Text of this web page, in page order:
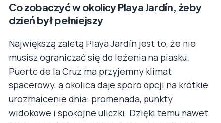
Co zobaczyć w okolicy Playa Jardín, żeby
dzień był pełniejszy
Największą zaletą Playa Jardín jest to, że nie
musisz ograniczać się do leżenia na piasku.
Puerto de la Cruz ma przyjemny klimat
spacerowy, a okolica daje sporo opcji na krótkie
urozmaicenie dnia: promenada, punkty
widokowe i spokojne uliczki. Dzięki temu nawet